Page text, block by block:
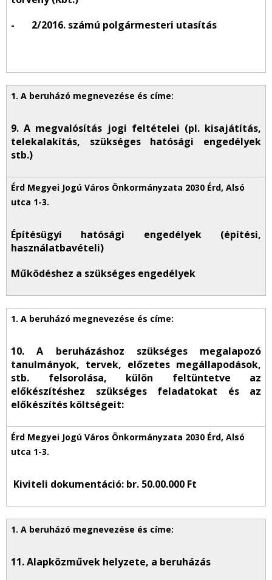
- 2/2016. számú polgármesteri utasítás
9. A megvalósítás jogi feltételei (pl. kisajátítás,
telekalakítás, szükséges hatósági engedélyek
stb.)
Építésügyi hatósági engedélyek (építési,
használatbavételi)
Működéshez a szükséges engedélyek
10. A beruházáshoz szükséges megalapozó
tanulmányok, tervek, előzetes megállapodások,
stb. felsorolása, külön feltüntetve az
előkészítéshez szükséges feladatokat és az
előkészítés költségeit:
Kiviteli dokumentáció: br. 50.00.000 Ft
11. Alapközművek helyzete, a beruházás